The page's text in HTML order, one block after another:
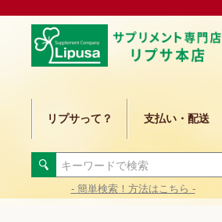
リプサって？ 支払い・配送
- 簡単検索！方法はこちら -